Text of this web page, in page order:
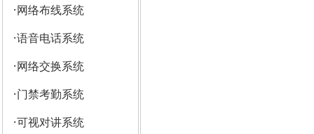
·网络布线系统
·语音电话系统
·网络交换系统
·门禁考勤系统
·可视对讲系统